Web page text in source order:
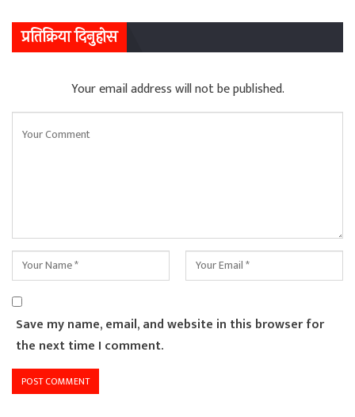
प्रतिक्रिया दिनुहोस
Your email address will not be published.
Save my name, email, and website in this browser for
the next time I comment.